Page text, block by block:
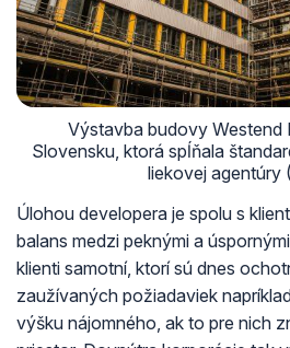
Výstavba budovy Westend
Slovensku, ktorá spĺňala
liekovej agentúry
Úlohou developera je spolu s
balans medzi peknými a
klienti samotní, ktorí sú dnes
zaužívaných požiadaviek
výšku nájomného, ak to pre nich